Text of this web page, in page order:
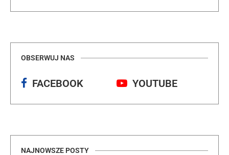
OBSERWUJ NAS
FACEBOOK YOUTUBE
NAJNOWSZE POSTY